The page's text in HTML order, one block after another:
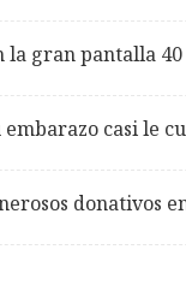
la gran pantalla 40
casi le
donativos